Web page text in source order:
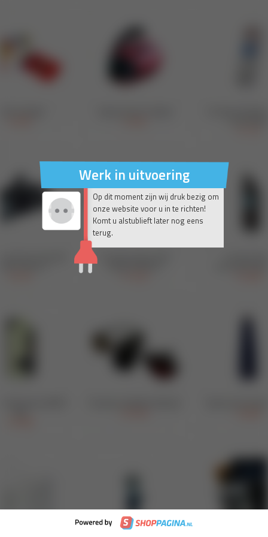
Werk in uitvoering
Op dit moment zijn wij druk bezig om
onze website voor u in te richten!
Komt u alstublieft later nog eens
terug.